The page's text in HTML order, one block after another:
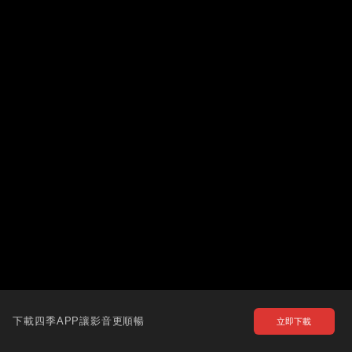
下載四季APP讓影音更順暢 立即下載